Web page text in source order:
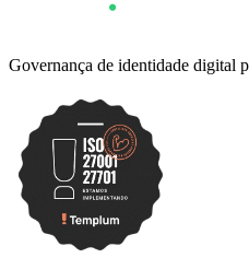
Governança de identidade digital